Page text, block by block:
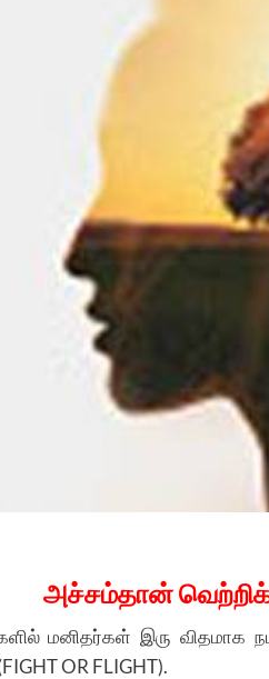
அச்சம்தான்
மனிதர்கள் இரு விதமாக
OR FLIGHT).